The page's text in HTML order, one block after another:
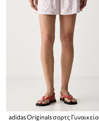
adidas Originals σορτς Γυναικεία